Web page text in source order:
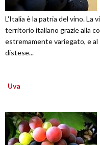
L'Italia è la patria del vino. La
territorio italiano grazie alla
estremamente variegato, e
distese...
Uva